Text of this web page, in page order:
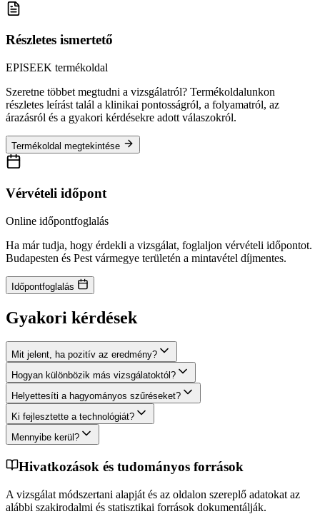
Részletes ismertető
EPISEEK termékoldal
Szeretne többet megtudni a vizsgálatról? Termékoldalunkon
részletes leírást talál a klinikai pontosságról, a folyamatról, az
árazásról és a gyakori kérdésekre adott válaszokról.
Termékoldal megtekintése
Vérvételi időpont
Online időpontfoglalás
Ha már tudja, hogy érdekli a vizsgálat, foglaljon vérvételi időpontot.
Budapesten és Pest vármegye területén a mintavétel díjmentes.
Időpontfoglalás
Gyakori kérdések
Mit jelent, ha pozitív az eredmény?
Hogyan különbözik más vizsgálatoktól?
Helyettesíti a hagyományos szűréseket?
Ki fejlesztette a technológiát?
Mennyibe kerül?
Hivatkozások és tudományos források
A vizsgálat módszertani alapját és az oldalon szereplő adatokat az
alábbi szakirodalmi és statisztikai források dokumentálják.